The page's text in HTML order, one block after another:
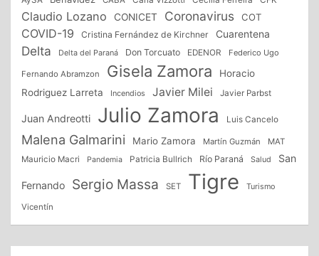
Claudio Lozano CONICET Coronavirus COT
COVID-19 Cristina Fernández de Kirchner Cuarentena
Delta Delta del Paraná Don Torcuato EDENOR Federico Ugo
Fernando Abramzon Gisela Zamora
Horacio
Rodriguez Larreta
Incendios Javier Milei Javier Parbst
Juan Andreotti Julio Zamora Luis Cancelo
Malena Galmarini Mario Zamora Martín Guzmán
MAT
Mauricio Macri
Pandemia Patricia Bullrich Río Paraná Salud San
Fernando Sergio Massa SET Tigre Turismo
Vicentín